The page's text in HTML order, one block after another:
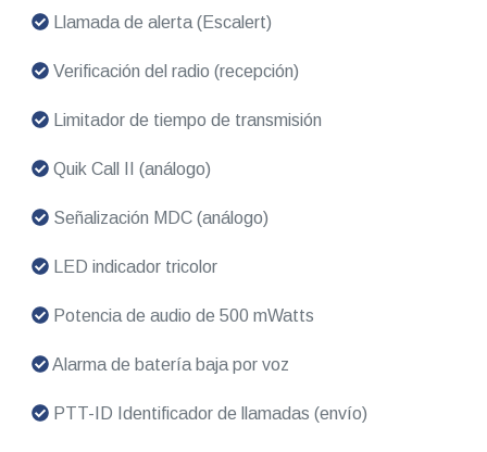
Llamada de alerta (Escalert)
Verificación del radio (recepción)
Limitador de tiempo de transmisión
Quik Call II (análogo)
Señalización MDC (análogo)
LED indicador tricolor
Potencia de audio de 500 mWatts
Alarma de batería baja por voz
PTT-ID Identificador de llamadas (envío)